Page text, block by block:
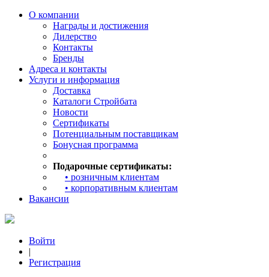
О компании
Награды и достижения
Дилерство
Контакты
Бренды
Адреса и контакты
Услуги и информация
Доставка
Каталоги Стройбата
Новости
Сертификаты
Потенциальным поставщикам
Бонусная программа
Подарочные сертификаты:
• розничным клиентам
• корпоративным клиентам
Вакансии
Войти
|
Регистрация